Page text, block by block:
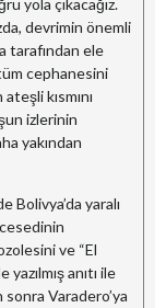
devrimin önemli
tarafından ele
cephanesini
kısmını
izlerinin
yakından
Bolivya’da yaralı
ve “El
anıtı ile
Varadero’ya